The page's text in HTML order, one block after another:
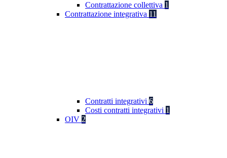
Contrattazione collettiva 1
Contrattazione integrativa 11
Contratti integrativi 6
Costi contratti integrativi 1
OIV 2